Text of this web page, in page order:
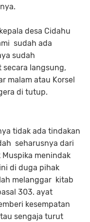
desa Cidahu
sudah ada
sudah
secara langsung,
malam atau Korsel
di tutup.
tidak ada tindakan
seharusnya dari
menindak
di duga pihak
melanggar kitab
303. ayat
kesempatan
sengaja turut